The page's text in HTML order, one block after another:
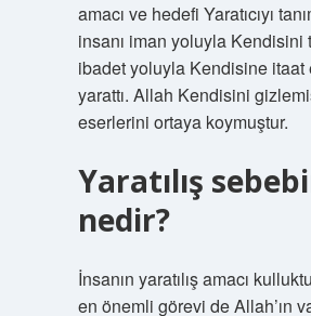
amacı ve hedefi Yaratıcıyı
insanı iman yoluyla Kendisini
ibadet yoluyla Kendisine itaat
yarattı. Allah Kendisini
eserlerini ortaya koymuştur.
Yaratılış
nedir?
İnsanın yaratılış amacı
en önemli görevi de Allah’ın